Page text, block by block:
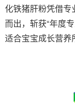
化铁猪肝粉凭借
而出，斩获“年度
适合宝宝成长营养